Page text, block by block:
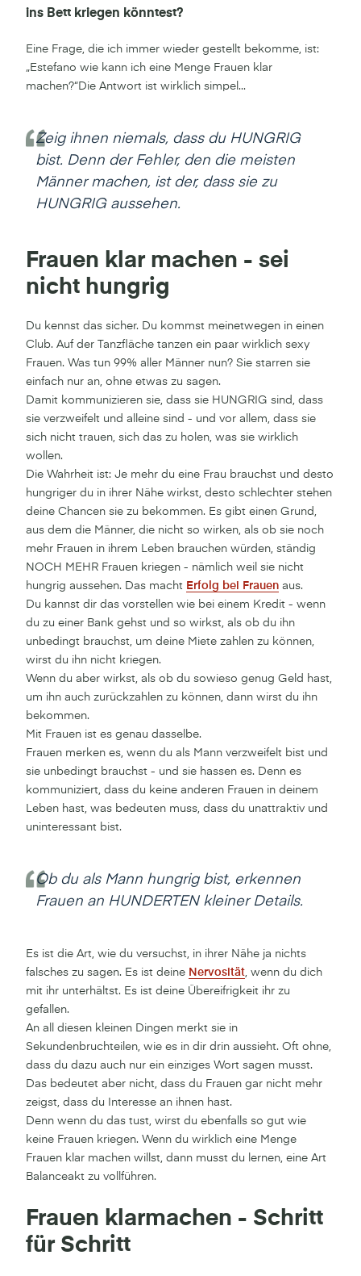
ins Bett kriegen könntest?
Eine Frage, die ich immer wieder gestellt bekomme, ist:
„Estefano wie kann ich eine Menge Frauen klar
machen?“Die Antwort ist wirklich simpel...
Zeig ihnen niemals, dass du HUNGRIG
bist. Denn der Fehler, den die meisten
Männer machen, ist der, dass sie zu
HUNGRIG aussehen.
Frauen klar machen - sei
nicht hungrig
Du kennst das sicher. Du kommst meinetwegen in einen
Club. Auf der Tanzfläche tanzen ein paar wirklich sexy
Frauen. Was tun 99% aller Männer nun? Sie starren sie
einfach nur an, ohne etwas zu sagen.
Damit kommunizieren sie, dass sie HUNGRIG sind, dass
sie verzweifelt und alleine sind - und vor allem, dass sie
sich nicht trauen, sich das zu holen, was sie wirklich
wollen.
Die Wahrheit ist: Je mehr du eine Frau brauchst und desto
hungriger du in ihrer Nähe wirkst, desto schlechter stehen
deine Chancen sie zu bekommen. Es gibt einen Grund,
aus dem die Männer, die nicht so wirken, als ob sie noch
mehr Frauen in ihrem Leben brauchen würden, ständig
NOCH MEHR Frauen kriegen - nämlich weil sie nicht
hungrig aussehen. Das macht Erfolg bei Frauen aus.
Du kannst dir das vorstellen wie bei einem Kredit - wenn
du zu einer Bank gehst und so wirkst, als ob du ihn
unbedingt brauchst, um deine Miete zahlen zu können,
wirst du ihn nicht kriegen.
Wenn du aber wirkst, als ob du sowieso genug Geld hast,
um ihn auch zurückzahlen zu können, dann wirst du ihn
bekommen.
Mit Frauen ist es genau dasselbe.
Frauen merken es, wenn du als Mann verzweifelt bist und
sie unbedingt brauchst - und sie hassen es. Denn es
kommuniziert, dass du keine anderen Frauen in deinem
Leben hast, was bedeuten muss, dass du unattraktiv und
uninteressant bist.
Ob du als Mann hungrig bist, erkennen
Frauen an HUNDERTEN kleiner Details.
Es ist die Art, wie du versuchst, in ihrer Nähe ja nichts
falsches zu sagen. Es ist deine Nervosität , wenn du dich
mit ihr unterhältst. Es ist deine Übereifrigkeit ihr zu
gefallen.
An all diesen kleinen Dingen merkt sie in
Sekundenbruchteilen, wie es in dir drin aussieht. Oft ohne,
dass du dazu auch nur ein einziges Wort sagen musst.
Das bedeutet aber nicht, dass du Frauen gar nicht mehr
zeigst, dass du Interesse an ihnen hast.
Denn wenn du das tust, wirst du ebenfalls so gut wie
keine Frauen kriegen. Wenn du wirklich eine Menge
Frauen klar machen willst, dann musst du lernen, eine Art
Balanceakt zu vollführen.
Frauen klarmachen - Schritt
für Schritt